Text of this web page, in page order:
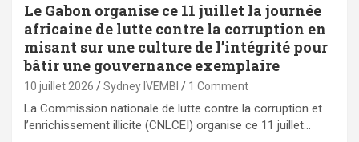
Le Gabon organise ce 11 juillet la journée
africaine de lutte contre la corruption en
misant sur une culture de l’intégrité pour
bâtir une gouvernance exemplaire
10 juillet 2026 Sydney IVEMBI 1 Comment
La Commission nationale de lutte contre la corruption et
l’enrichissement illicite (CNLCEI) organise ce 11 juillet…